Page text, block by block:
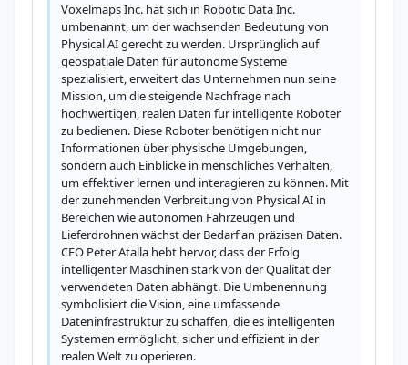
Voxelmaps Inc. hat sich in Robotic Data Inc.
umbenannt, um der wachsenden Bedeutung von
Physical AI gerecht zu werden. Ursprünglich auf
geospatiale Daten für autonome Systeme
spezialisiert, erweitert das Unternehmen nun seine
Mission, um die steigende Nachfrage nach
hochwertigen, realen Daten für intelligente Roboter
zu bedienen. Diese Roboter benötigen nicht nur
Informationen über physische Umgebungen,
sondern auch Einblicke in menschliches Verhalten,
um effektiver lernen und interagieren zu können. Mit
der zunehmenden Verbreitung von Physical AI in
Bereichen wie autonomen Fahrzeugen und
Lieferdrohnen wächst der Bedarf an präzisen Daten.
CEO Peter Atalla hebt hervor, dass der Erfolg
intelligenter Maschinen stark von der Qualität der
verwendeten Daten abhängt. Die Umbenennung
symbolisiert die Vision, eine umfassende
Dateninfrastruktur zu schaffen, die es intelligenten
Systemen ermöglicht, sicher und effizient in der
realen Welt zu operieren.